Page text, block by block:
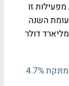
זו
6.7 מליארד דולר, עלייה של 8% לעומת השנה
שעברה; ואילו הרווח התפעולי עמד על 1.4 מליארד דולר
הפארקים הרגיעו את המשקיעים: דיסני מזנקת 4.7%